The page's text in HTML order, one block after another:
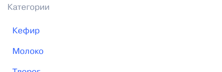
творожный цех, выведен на 100% загрузку.
производство сыров плавленых из творога:
солёного; с ветчиной; с грибами; с зеленью и
Категории
Кефир
Молоко